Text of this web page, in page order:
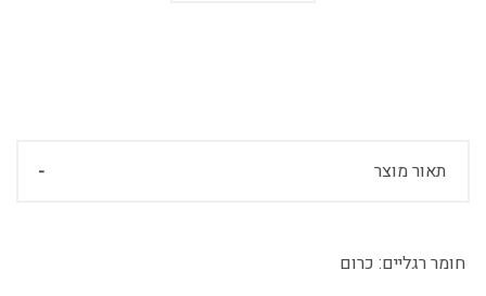
תאור מוצר
חומר רגליים: כרום